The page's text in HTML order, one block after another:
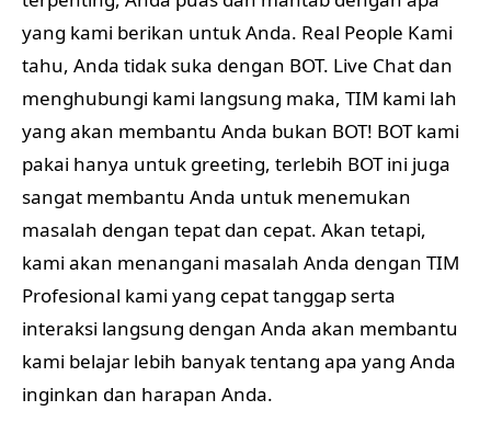
yang kami berikan untuk Anda. Real People Kami
tahu, Anda tidak suka dengan BOT. Live Chat dan
menghubungi kami langsung maka, TIM kami lah
yang akan membantu Anda bukan BOT! BOT kami
pakai hanya untuk greeting, terlebih BOT ini juga
sangat membantu Anda untuk menemukan
masalah dengan tepat dan cepat. Akan tetapi,
kami akan menangani masalah Anda dengan TIM
Profesional kami yang cepat tanggap serta
interaksi langsung dengan Anda akan membantu
kami belajar lebih banyak tentang apa yang Anda
inginkan dan harapan Anda.